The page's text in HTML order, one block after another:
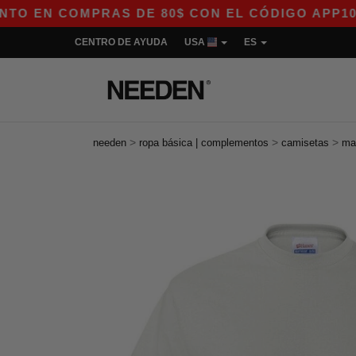
DE 80$ CON EL CÓDIGO APP10 –
CENTRO DE AYUDA USA ES
needen > ropa básica | complementos > camisetas >